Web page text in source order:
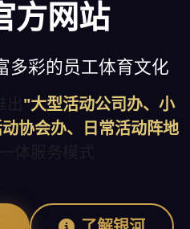
方网站
多彩的员工体育文化
"大型活动公司办、小
协会办、日常活动阵地